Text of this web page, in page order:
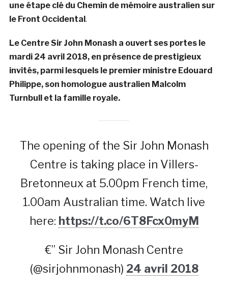
une étape clé du Chemin de mémoire australien sur
le Front Occidental.
Le Centre Sir John Monash a ouvert ses portes le
mardi 24 avril 2018, en présence de prestigieux
invités, parmi lesquels le premier ministre Edouard
Philippe, son homologue australien Malcolm
Turnbull et la famille royale.
The opening of the Sir John Monash
Centre is taking place in Villers-
Bretonneux at 5.00pm French time,
1.00am Australian time. Watch live
here: https://t.co/6T8Fcx0myM
€” Sir John Monash Centre
(@sirjohnmonash) 24 avril 2018